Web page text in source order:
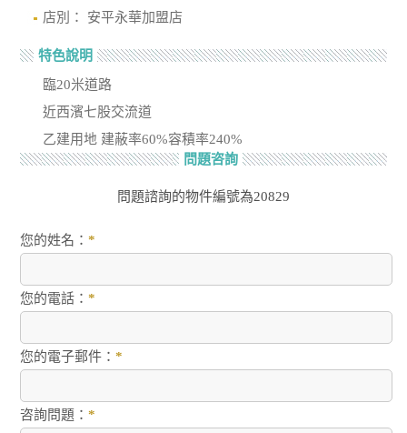
店別： 安平永華加盟店
特色說明
臨20米道路
近西濱七股交流道
乙建用地 建蔽率60%容積率240%
問題咨詢
問題諮詢的物件編號為20829
您的姓名：*
您的電話：*
您的電子郵件：*
咨詢問題：*